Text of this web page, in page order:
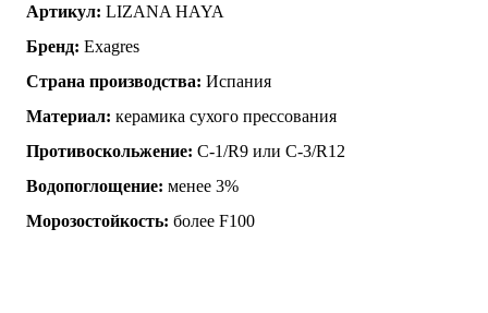
Артикул: LIZANA HAYA
Бренд: Exagres
Страна производства: Испания
Материал: керамика сухого прессования
Противоскольжение: C-1/R9 или C-3/R12
Водопоглощение: менее 3%
Морозостойкость: более F100